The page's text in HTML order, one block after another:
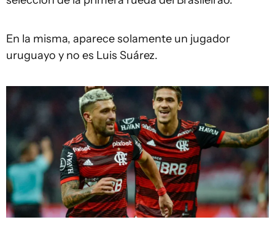
En la misma, aparece solamente un jugador
uruguayo y no es Luis Suárez.